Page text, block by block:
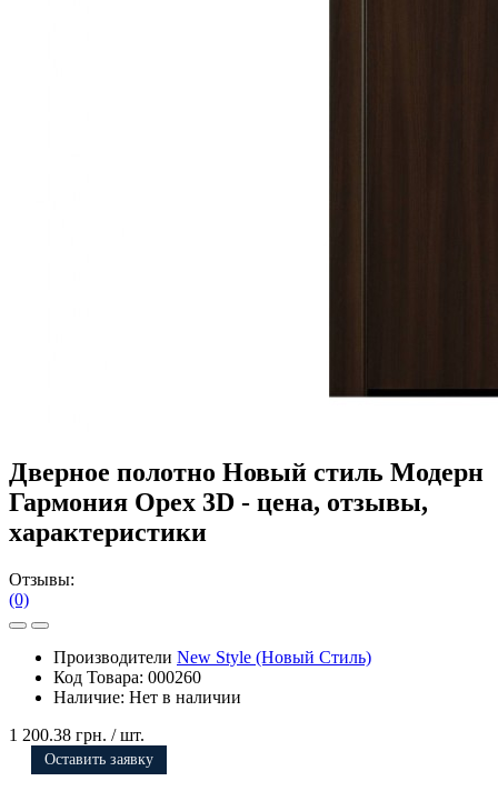
Дверное полотно Новый стиль Модерн
Гармония Орех 3D - цена, отзывы,
характеристики
Отзывы:
(0)
Производители New Style (Новый Стиль)
Код Товара: 000260
Наличие: Нет в наличии
1 200.38 грн. / шт.
Оставить заявку